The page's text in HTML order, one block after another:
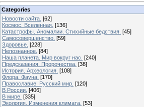
Categories
Новости сайта. [62]
Космос. Вселенная. [136]
Катастрофы. Аномалии. Стихийные бедствия. [45]
Самосовершенство. [59]
Здоровье. [228]
Непознанное. [84]
Наша планета. Мир вокруг нас. [240]
Предсказания. Пророчества. [38]
История. Археология. [108]
Флора. Фауна. [170]
Православие. Русский мир. [120]
В России. [406]
В мире. [335]
Экология. Изменения климата. [53]